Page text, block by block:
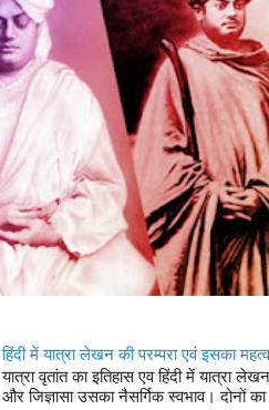
हिंदी में यात्रा लेखन की परम्परा एवं इसका महत्व
यात्रा वृतांत का इतिहास एव हिंदी में यात्रा
और जिज्ञासा उसका नैसर्गिक स्वभाव। दोनों